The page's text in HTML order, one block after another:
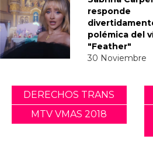
responde
polémica del
"Feather"
30 Noviembre
DERECHOS TRANS
MTV VMAS 2018